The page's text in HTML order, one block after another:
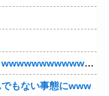
でもない事態にwww